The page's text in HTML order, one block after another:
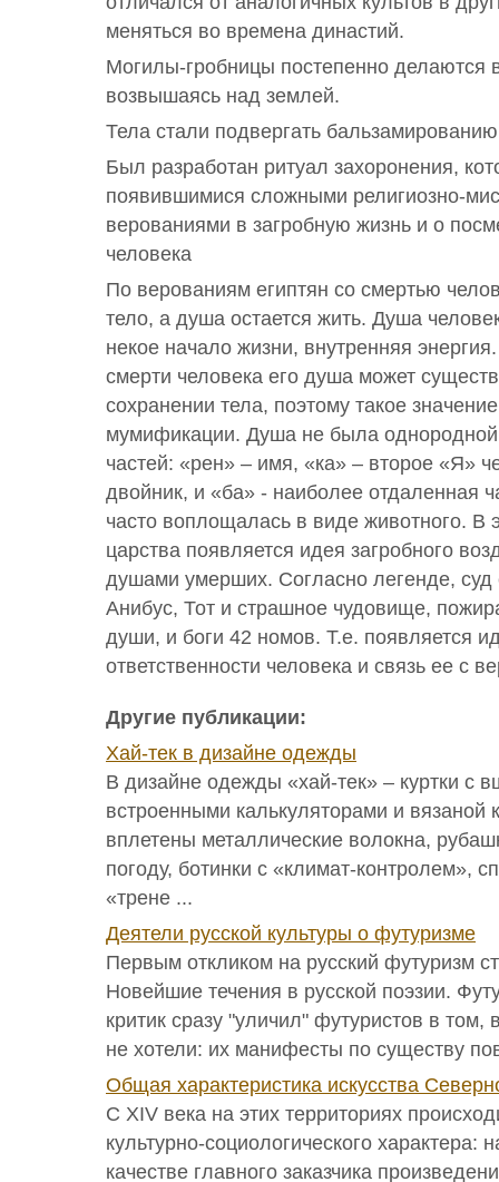
меняться во времена династий.
Могилы-гробницы постепенно делаются
возвышаясь над землей.
Тела стали подвергать
Был разработан ритуал захоронения,
появившимися сложными религиозно-
верованиями в загробную жизнь и о
человека
По верованиям египтян со смертью
тело, а душа остается жить. Душа
некое начало жизни, внутренняя
смерти человека его душа может
сохранении тела, поэтому такое
мумификации. Душа не была
частей: «рен» – имя, «ка» – второе «Я»
двойник, и «ба» - наиболее отдаленная
часто воплощалась в виде животного. В
царства появляется идея загробного
душами умерших. Согласно легенде,
Анибус, Тот и страшное чудовище,
души, и боги 42 номов. Т.е. появляется
ответственности человека и связь ее с
Другие публикации:
Хай-тек в дизайне одежды
В дизайне одежды «хай-тек» – куртки с
встроенными калькуляторами и вязаной
вплетены металлические волокна,
погоду, ботинки с «климат-контролем»,
«трене ...
Деятели русской культуры о футуризме
Первым откликом на русский футуризм
Новейшие течения в русской поэзии.
критик сразу "уличил" футуристов в том,
не хотели: их манифесты по существу
Общая характеристика искусства
С XIV века на этих территориях
культурно-социологического характера:
качестве главного заказчика